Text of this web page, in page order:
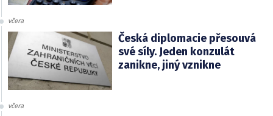
včera
Česká diplomacie přesouvá
své síly. Jeden konzulát
zanikne, jiný vznikne
včera